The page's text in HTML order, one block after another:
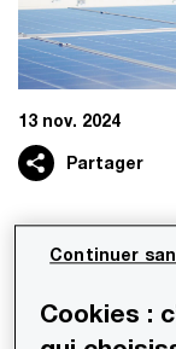
13 nov. 2024
Partager
Les équipes
Cookies :
Continuer